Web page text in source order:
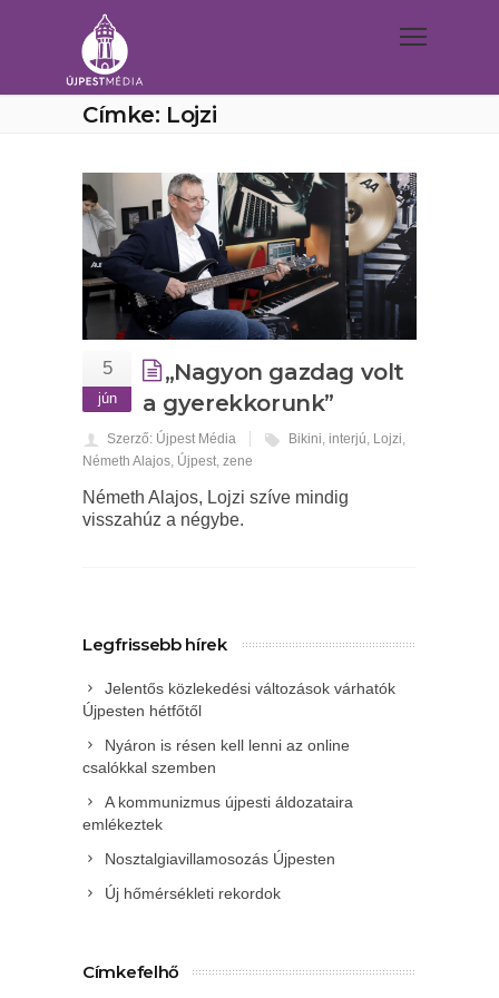
Címke: Lojzi
5
jún
„Nagyon gazdag volt
a gyerekkorunk”
Szerző: Újpest Média Bikini, interjú, Lojzi,
Németh Alajos, Újpest, zene
Németh Alajos, Lojzi szíve mindig
visszahúz a négybe.
Legfrissebb hírek
Jelentős közlekedési változások várhatók
Újpesten hétfőtől
Nyáron is résen kell lenni az online
csalókkal szemben
A kommunizmus újpesti áldozataira
emlékeztek
Nosztalgiavillamosozás Újpesten
Új hőmérsékleti rekordok
Címkefelhő